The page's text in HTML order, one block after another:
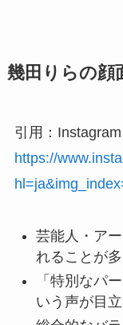
幾田りらの顔
引用：Instagram
https://
芸能人・ア
れることが
「特別なパ
いう声が目